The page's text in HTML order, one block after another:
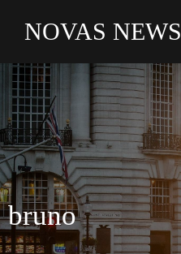
NOVAS NEWS
bruno